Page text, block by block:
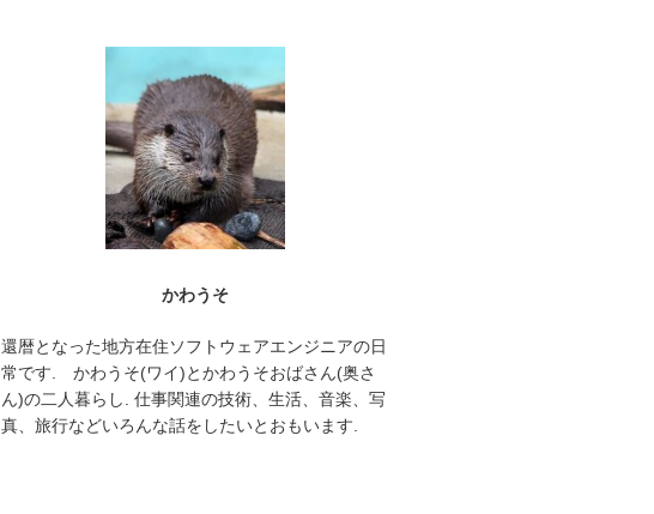
かわうそ
還暦となった地方在住ソフトウェアエンジニアの日
常です. かわうそ(ワイ)とかわうそおばさん(奥さ
ん)の二人暮らし. 仕事関連の技術、生活、音楽、写
真、旅行などいろんな話をしたいとおもいます.